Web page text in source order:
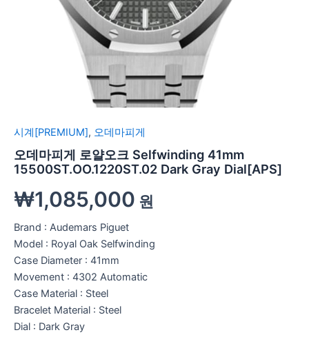
시계[PREMIUM], 오데마피게
오데마피게 로얄오크 Selfwinding 41mm
15500ST.OO.1220ST.02 Dark Gray Dial[APS]
₩1,085,000 원
Brand : Audemars Piguet
Model : Royal Oak Selfwinding
Case Diameter : 41mm
Movement : 4302 Automatic
Case Material : Steel
Bracelet Material : Steel
Dial : Dark Gray